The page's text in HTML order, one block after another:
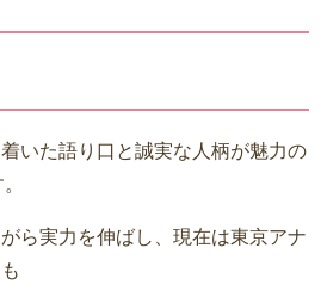
いた語り口と誠実な人柄が魅力の
ら実力を伸ばし、現在は東京アナ